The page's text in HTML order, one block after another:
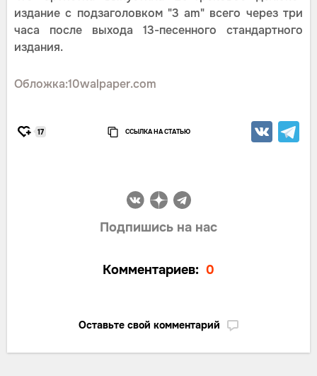
издание с подзаголовком "3 am" всего через три
часа после выхода 13-песенного стандартного
издания.
Обложка:10walpaper.com
17 ССЫЛКА НА СТАТЬЮ
Подпишись на нас
Комментариев: 0
Оставьте свой комментарий